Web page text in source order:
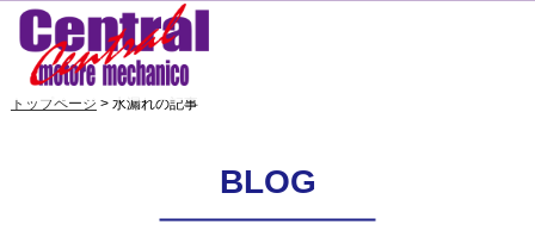
トップページ > 水漏れの記事
BLOG